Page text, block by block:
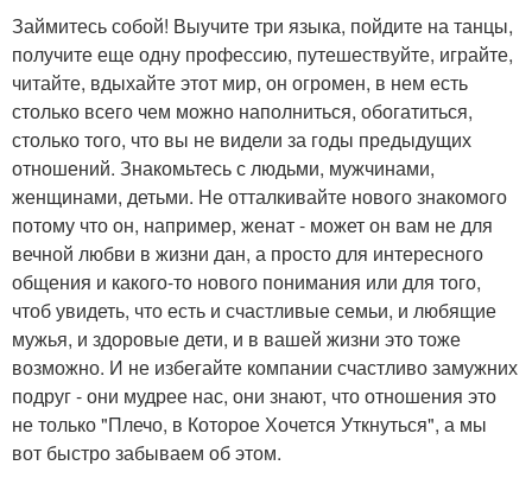
Займитесь собой! Выучите три языка, пойдите на танцы,
получите еще одну профессию, путешествуйте, играйте,
читайте, вдыхайте этот мир, он огромен, в нем есть
столько всего чем можно наполниться, обогатиться,
столько того, что вы не видели за годы предыдущих
отношений. Знакомьтесь с людьми, мужчинами,
женщинами, детьми. Не отталкивайте нового знакомого
потому что он, например, женат - может он вам не для
вечной любви в жизни дан, а просто для интересного
общения и какого-то нового понимания или для того,
чтоб увидеть, что есть и счастливые семьи, и любящие
мужья, и здоровые дети, и в вашей жизни это тоже
возможно. И не избегайте компании счастливо замужних
подруг - они мудрее нас, они знают, что отношения это
не только "Плечо, в Которое Хочется Уткнуться", а мы
вот быстро забываем об этом.